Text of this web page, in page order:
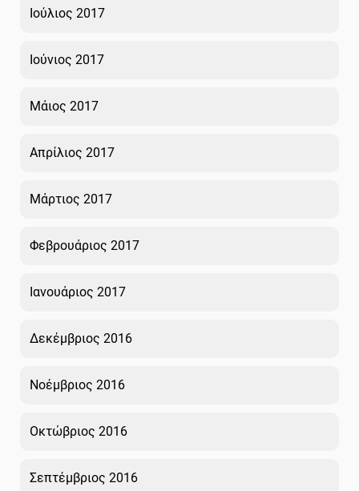
Ιούλιος 2017
Ιούνιος 2017
Μάιος 2017
Απρίλιος 2017
Μάρτιος 2017
Φεβρουάριος 2017
Ιανουάριος 2017
Δεκέμβριος 2016
Νοέμβριος 2016
Οκτώβριος 2016
Σεπτέμβριος 2016